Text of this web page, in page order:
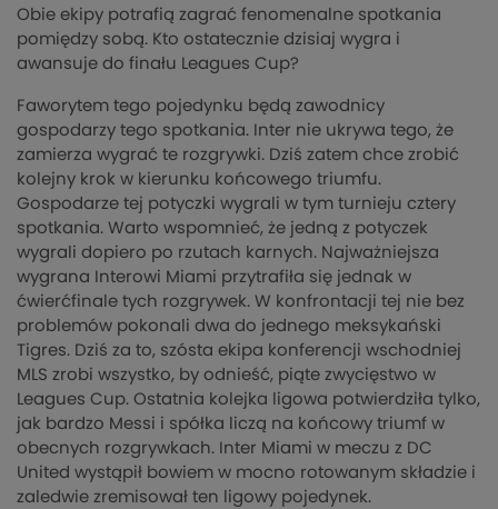
Obie ekipy potrafią zagrać fenomenalne spotkania
pomiędzy sobą. Kto ostatecznie dzisiaj wygra i
awansuje do finału Leagues Cup?
Faworytem tego pojedynku będą zawodnicy
gospodarzy tego spotkania. Inter nie ukrywa tego, że
zamierza wygrać te rozgrywki. Dziś zatem chce zrobić
kolejny krok w kierunku końcowego triumfu.
Gospodarze tej potyczki wygrali w tym turnieju cztery
spotkania. Warto wspomnieć, że jedną z potyczek
wygrali dopiero po rzutach karnych. Najważniejsza
wygrana Interowi Miami przytrafiła się jednak w
ćwierćfinale tych rozgrywek. W konfrontacji tej nie bez
problemów pokonali dwa do jednego meksykański
Tigres. Dziś za to, szósta ekipa konferencji wschodniej
MLS zrobi wszystko, by odnieść, piąte zwycięstwo w
Leagues Cup. Ostatnia kolejka ligowa potwierdziła tylko,
jak bardzo Messi i spółka liczą na końcowy triumf w
obecnych rozgrywkach. Inter Miami w meczu z DC
United wystąpił bowiem w mocno rotowanym składzie i
zaledwie zremisował ten ligowy pojedynek.